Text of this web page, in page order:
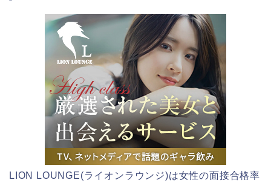
LION LOUNGE(ライオンラウンジ)は女性の面接合格率